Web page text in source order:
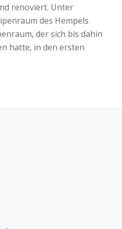
renoviert. Unter
des Hempels
der sich bis dahin
hatte, in den ersten